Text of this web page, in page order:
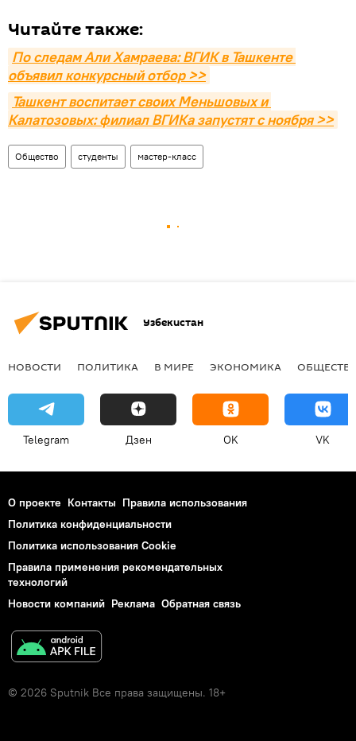
Читайте также:
По следам Али Хамраева: ВГИК в Ташкенте
объявил конкурсный отбор >>
Ташкент воспитает своих Меньшовых и
Калатозовых: филиал ВГИКа запустят с ноября >>
Общество студенты мастер-класс
Узбекистан
НОВОСТИ ПОЛИТИКА В МИРЕ ЭКОНОМИКА
Telegram Дзен OK VK
О проекте Контакты Правила использования
Политика конфиденциальности
Политика использования Cookie
Правила применения рекомендательных
технологий
Новости компаний Реклама Обратная связь
© 2026 Sputnik Все права защищены. 18+